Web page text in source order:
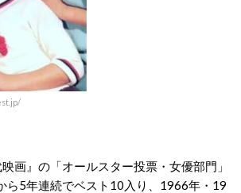
画』の「オールスター投票・女優部門」
ら5年連続でベスト10入り、1966年・19